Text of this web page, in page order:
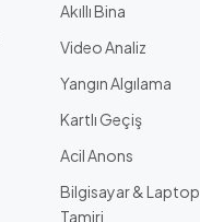
Akıllı Bina
Video Analiz
Yangın Algılama
Kartlı Geçiş
Acil Anons
Bilgisayar & Laptop
Tamiri